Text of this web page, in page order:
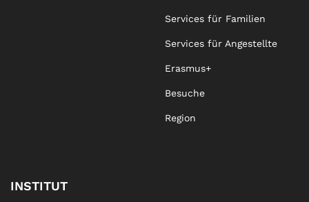
Services für Familien
Services für Angestellte
Erasmus+
Besuche
Region
INSTITUT